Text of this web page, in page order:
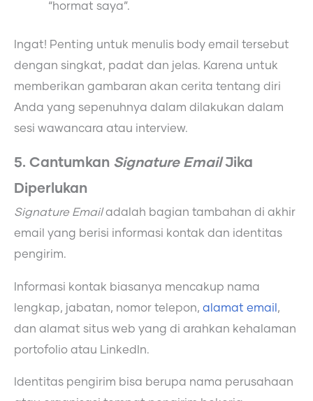
“hormat saya”.
Ingat! Penting untuk menulis body email tersebut
dengan singkat, padat dan jelas. Karena untuk
memberikan gambaran akan cerita tentang diri
Anda yang sepenuhnya dalam dilakukan dalam
sesi wawancara atau interview.
5. Cantumkan Signature EmailJika
Diperlukan
Signature Emailadalah bagian tambahan di akhir
email yang berisi informasi kontak dan identitas
pengirim.
Informasi kontak biasanya mencakup nama
lengkap, jabatan, nomor telepon, alamat email ,
dan alamat situs web yang di arahkan kehalaman
portofolio atau LinkedIn.
Identitas pengirim bisa berupa nama perusahaan